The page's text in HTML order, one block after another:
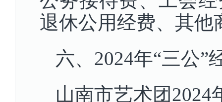
退休公用经费、其他
六、2024年“三公”
山南市艺术团2024